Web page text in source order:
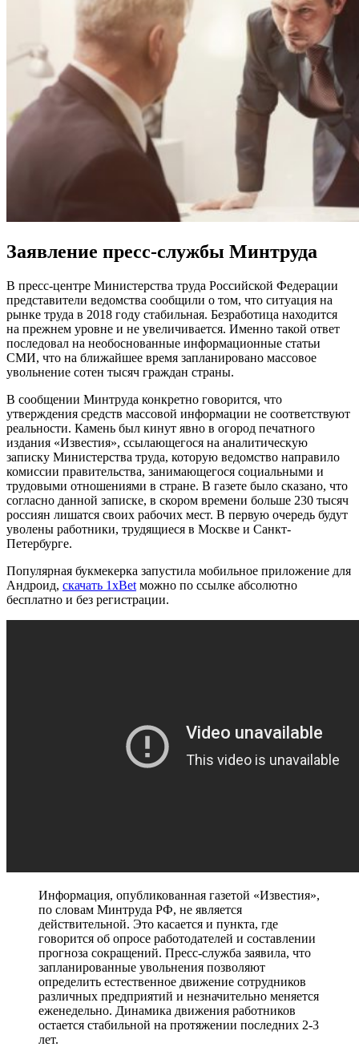
Заявление пресс-службы Минтруда
В пресс-центре Министерства труда Российской Федерации
представители ведомства сообщили о том, что ситуация на
рынке труда в 2018 году стабильная. Безработица находится
на прежнем уровне и не увеличивается. Именно такой ответ
последовал на необоснованные информационные статьи
СМИ, что на ближайшее время запланировано массовое
увольнение сотен тысяч граждан страны.
В сообщении Минтруда конкретно говорится, что
утверждения средств массовой информации не соответствуют
реальности. Камень был кинут явно в огород печатного
издания «Известия», ссылающегося на аналитическую
записку Министерства труда, которую ведомство направило
комиссии правительства, занимающегося социальными и
трудовыми отношениями в стране. В газете было сказано, что
согласно данной записке, в скором времени больше 230 тысяч
россиян лишатся своих рабочих мест. В первую очередь будут
уволены работники, трудящиеся в Москве и Санкт-
Петербурге.
Популярная букмекерка запустила мобильное приложение для
Андроид, скачать 1xBet можно по ссылке абсолютно
бесплатно и без регистрации.
Информация, опубликованная газетой «Известия»,
по словам Минтруда РФ, не является
действительной. Это касается и пункта, где
говорится об опросе работодателей и составлении
прогноза сокращений. Пресс-служба заявила, что
запланированные увольнения позволяют
определить естественное движение сотрудников
различных предприятий и незначительно меняется
еженедельно. Динамика движения работников
остается стабильной на протяжении последних 2-3
лет.